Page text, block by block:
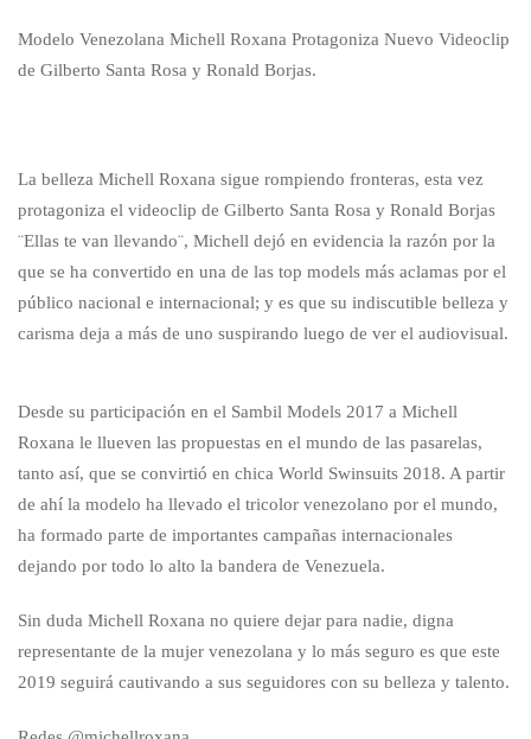
Modelo Venezolana Michell Roxana Protagoniza Nuevo Videoclip
de Gilberto Santa Rosa y Ronald Borjas.
La belleza Michell Roxana sigue rompiendo fronteras, esta vez
protagoniza el videoclip de Gilberto Santa Rosa y Ronald Borjas
¨Ellas te van llevando¨, Michell dejó en evidencia la razón por la
que se ha convertido en una de las top models más aclamas por el
público nacional e internacional; y es que su indiscutible belleza y
carisma deja a más de uno suspirando luego de ver el audiovisual.
Desde su participación en el Sambil Models 2017 a Michell
Roxana le llueven las propuestas en el mundo de las pasarelas,
tanto así, que se convirtió en chica World Swinsuits 2018. A partir
de ahí la modelo ha llevado el tricolor venezolano por el mundo,
ha formado parte de importantes campañas internacionales
dejando por todo lo alto la bandera de Venezuela.
Sin duda Michell Roxana no quiere dejar para nadie, digna
representante de la mujer venezolana y lo más seguro es que este
2019 seguirá cautivando a sus seguidores con su belleza y talento.